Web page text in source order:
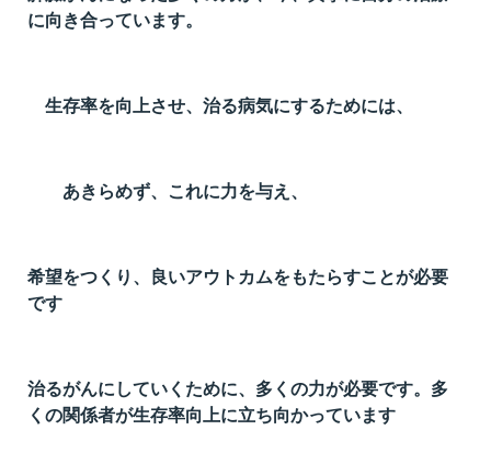
に向き合っています。
生存率を向上させ、治る病気にするためには、
あきらめず、これに力を与え、
希望をつくり、良いアウトカムをもたらすことが必要
です
治るがんにしていくために、多くの力が必要です。多
くの関係者が生存率向上に立ち向かっています